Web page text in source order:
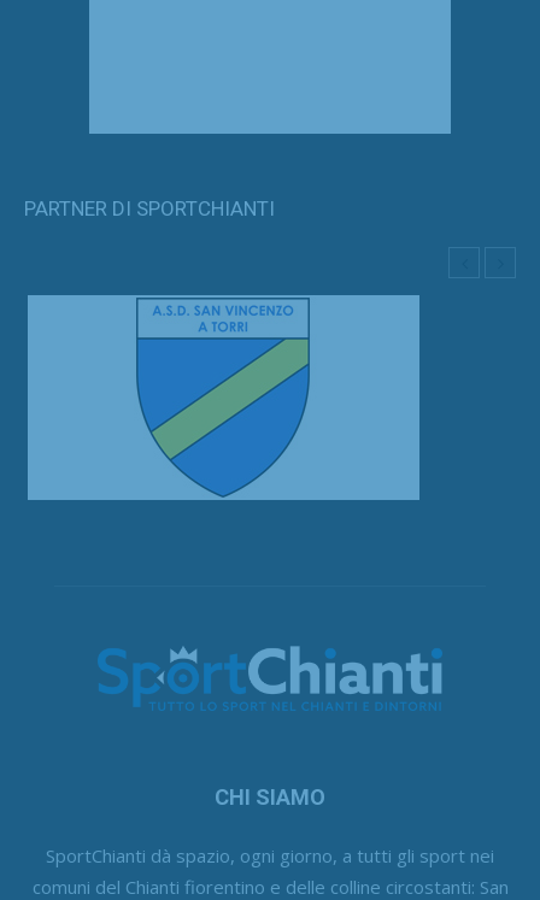
PARTNER DI SPORTCHIANTI
CHI SIAMO
SportChianti dà spazio, ogni giorno, a tutti gli sport nei
comuni del Chianti fiorentino e delle colline circostanti: San